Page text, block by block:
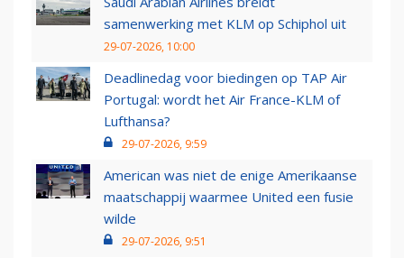
samenwerking met KLM op Schiphol uit
29-07-2026, 10:00
Deadlinedag voor biedingen op TAP Air
Portugal: wordt het Air France-KLM of
Lufthansa?
29-07-2026, 9:59
American was niet de enige Amerikaanse
maatschappij waarmee United een fusie
wilde
29-07-2026, 9:51